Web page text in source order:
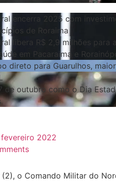
encerra 2025 com
de Roraima
libera R$ 2,9 milhões para
em Pacaraima e
direto para Guarulhos,
de outubro como o Dia
2022
o Comando Militar do